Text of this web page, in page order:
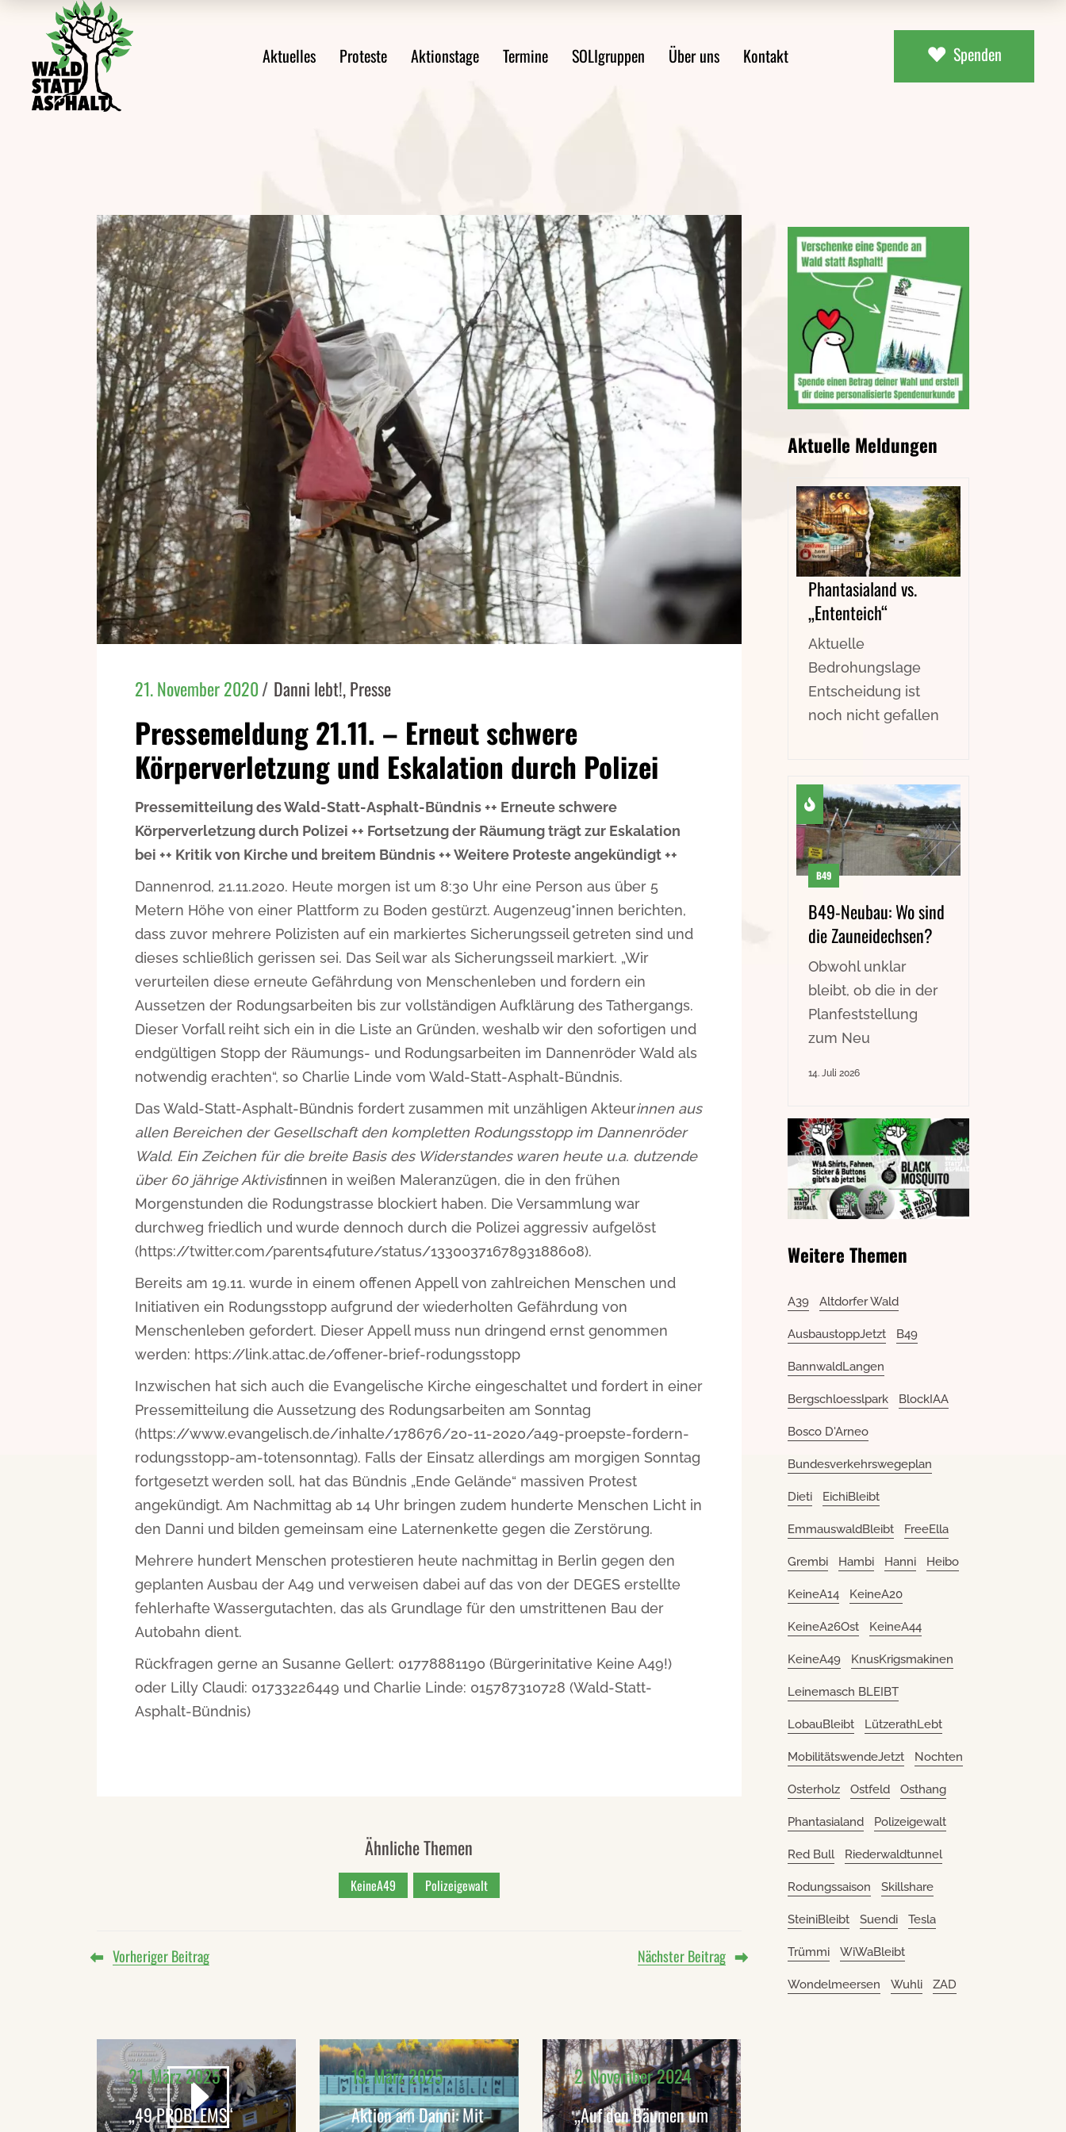
Aktuelles
Veröffentlichungen
Videos
Pressemeldungen
Newsletter
Proteste Aktionstage
Aktionsleitfaden
Termine SOLIgruppen Über uns Kontakt Spenden
Ankündigungen
Newsletter
Protest anmeldenFAQ Demoanmeldung
WsA-Material
21. November 2020 Danni lebt!,Presse
Pressemeldung 21.11. – Erneut schwere
Körperverletzung und Eskalation durch Polizei
Pressemitteilung des Wald-Statt-Asphalt-Bündnis ++ Erneute schwere
Körperverletzung durch Polizei ++ Fortsetzung der Räumung trägt zur Eskalation
bei ++ Kritik von Kirche und breitem Bündnis ++ Weitere Proteste angekündigt ++
Dannenrod, 21.11.2020. Heute morgen ist um 8:30 Uhr eine Person aus über 5
Metern Höhe von einer Plattform zu Boden gestürzt. Augenzeug*innen berichten,
dass zuvor mehrere Polizisten auf ein markiertes Sicherungsseil getreten sind und
dieses schließlich gerissen sei. Das Seil war als Sicherungsseil markiert. „Wir
verurteilen diese erneute Gefährdung von Menschenleben und fordern ein
Aussetzen der Rodungsarbeiten bis zur vollständigen Aufklärung des Tathergangs.
Dieser Vorfall reiht sich ein in die Liste an Gründen, weshalb wir den sofortigen und
endgültigen Stopp der Räumungs- und Rodungsarbeiten im Dannenröder Wald als
notwendig erachten“, so Charlie Linde vom Wald-Statt-Asphalt-Bündnis.
Das Wald-Statt-Asphalt-Bündnis fordert zusammen mit unzähligen Akteurinnen aus
allen Bereichen der Gesellschaft den kompletten Rodungsstopp im Dannenröder
Wald. Ein Zeichen für die breite Basis des Widerstandes waren heute u.a. dutzende
über 60 jährige Aktivistinnen in weißen Maleranzügen, die in den frühen
Morgenstunden die Rodungstrasse blockiert haben. Die Versammlung war
durchweg friedlich und wurde dennoch durch die Polizei aggressiv aufgelöst
(https://twitter.com/parents4future/status/1330037167893188608).
Bereits am 19.11. wurde in einem offenen Appell von zahlreichen Menschen und
Initiativen ein Rodungsstopp aufgrund der wiederholten Gefährdung von
Menschenleben gefordert. Dieser Appell muss nun dringend ernst genommen
werden: https://link.attac.de/offener-brief-rodungsstopp
Inzwischen hat sich auch die Evangelische Kirche eingeschaltet und fordert in einer
Pressemitteilung die Aussetzung des Rodungsarbeiten am Sonntag
(https://www.evangelisch.de/inhalte/178676/20-11-2020/a49-proepste-fordern-
rodungsstopp-am-totensonntag). Falls der Einsatz allerdings am morgigen Sonntag
fortgesetzt werden soll, hat das Bündnis „Ende Gelände“ massiven Protest
angekündigt. Am Nachmittag ab 14 Uhr bringen zudem hunderte Menschen Licht in
den Danni und bilden gemeinsam eine Laternenkette gegen die Zerstörung.
Mehrere hundert Menschen protestieren heute nachmittag in Berlin gegen den
geplanten Ausbau der A49 und verweisen dabei auf das von der DEGES erstellte
fehlerhafte Wassergutachten, das als Grundlage für den umstrittenen Bau der
Autobahn dient.
Rückfragen gerne an Susanne Gellert: 01778881190 (Bürgerinitative Keine A49!)
oder Lilly Claudi: 01733226449 und Charlie Linde: 015787310728 (Wald-Statt-
Asphalt-Bündnis)
Ähnliche Themen
KeineA49 Polizeigewalt
Vorheriger Beitrag Nächster Beitrag
21. März 2025
„49 PROBLEMS“
19. März 2025
Aktion am Danni: Mit
2. November 2024
„Auf den Bäumen um
Aktuelle Meldungen
Phantasialand vs.
„Ententeich“
Aktuelle
Bedrohungslage
Entscheidung ist
noch nicht gefallen
B49
B49-Neubau: Wo sind
die Zauneidechsen?
Obwohl unklar
bleibt, ob die in der
Planfeststellung
zum Neu
14. Juli 2026
Weitere Themen
A39 Altdorfer Wald
AusbaustoppJetzt B49
BannwaldLangen
Bergschloesslpark BlockIAA
Bosco D'Arneo
Bundesverkehrswegeplan
Dieti EichiBleibt
EmmauswaldBleibt FreeElla
Grembi Hambi Hanni Heibo
KeineA14 KeineA20
KeineA26Ost KeineA44
KeineA49 KnusKrigsmakinen
Leinemasch BLEIBT
LobauBleibt LützerathLebt
MobilitätswendeJetzt Nochten
Osterholz Ostfeld Osthang
Phantasialand Polizeigewalt
Red Bull Riederwaldtunnel
Rodungssaison Skillshare
SteiniBleibt Suendi Tesla
Trümmi WiWaBleibt
Wondelmeersen Wuhli ZAD